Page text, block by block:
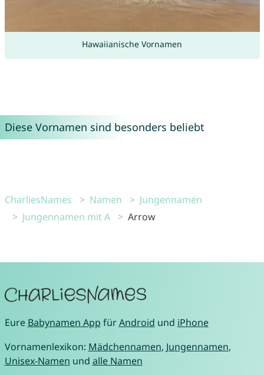
Hawaiianische Vornamen
Diese Vornamen sind besonders beliebt
CharliesNames Namen
Jungennamen
Jungennamen mit A
Arrow
Eure Babynamen App fürAndroid und iPhone
Vornamenlexikon: Mädchennamen, Jungennamen,
Unisex-Namen und alle Namen